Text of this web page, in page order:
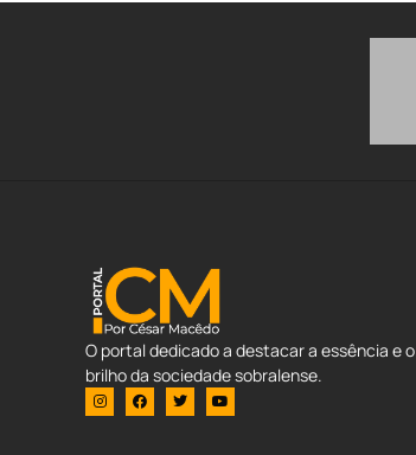
O portal dedicado a destacar a essência e o
brilho da sociedade sobralense.